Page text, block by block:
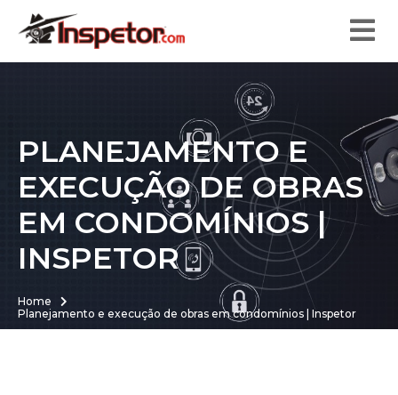
PLANEJAMENTO E
EXECUÇÃO DE OBRAS
EM CONDOMÍNIOS |
INSPETOR
Home
Planejamento e execução de obras em condomínios | Inspetor